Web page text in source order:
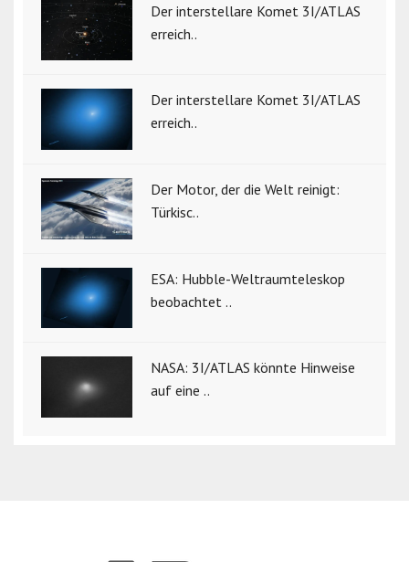
Der interstellare Komet 3I/ATLAS
erreich..
Der interstellare Komet 3I/ATLAS
erreich..
Der Motor, der die Welt reinigt:
Türkisc..
ESA: Hubble-Weltraumteleskop
beobachtet ..
NASA: 3I/ATLAS könnte Hinweise
auf eine ..